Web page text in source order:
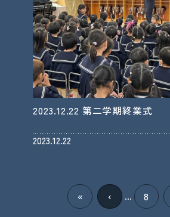
2023.12.22 第二学期終業式
2023.12.22
« ‹ ... 8